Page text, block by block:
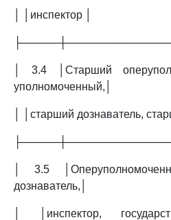
│ │инспектор │
│ 3.4 │Старший
уполномоченный,│
│ │старший дознаватель,
│ 3.5
дознаватель,│
│ │инспектор,